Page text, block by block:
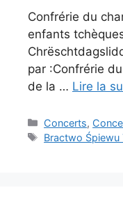
Confrérie du
enfants
par :Confrérie
de la … Lire la
Catégories
Concerts,
Étiquettes
Bractwo Śpiewu